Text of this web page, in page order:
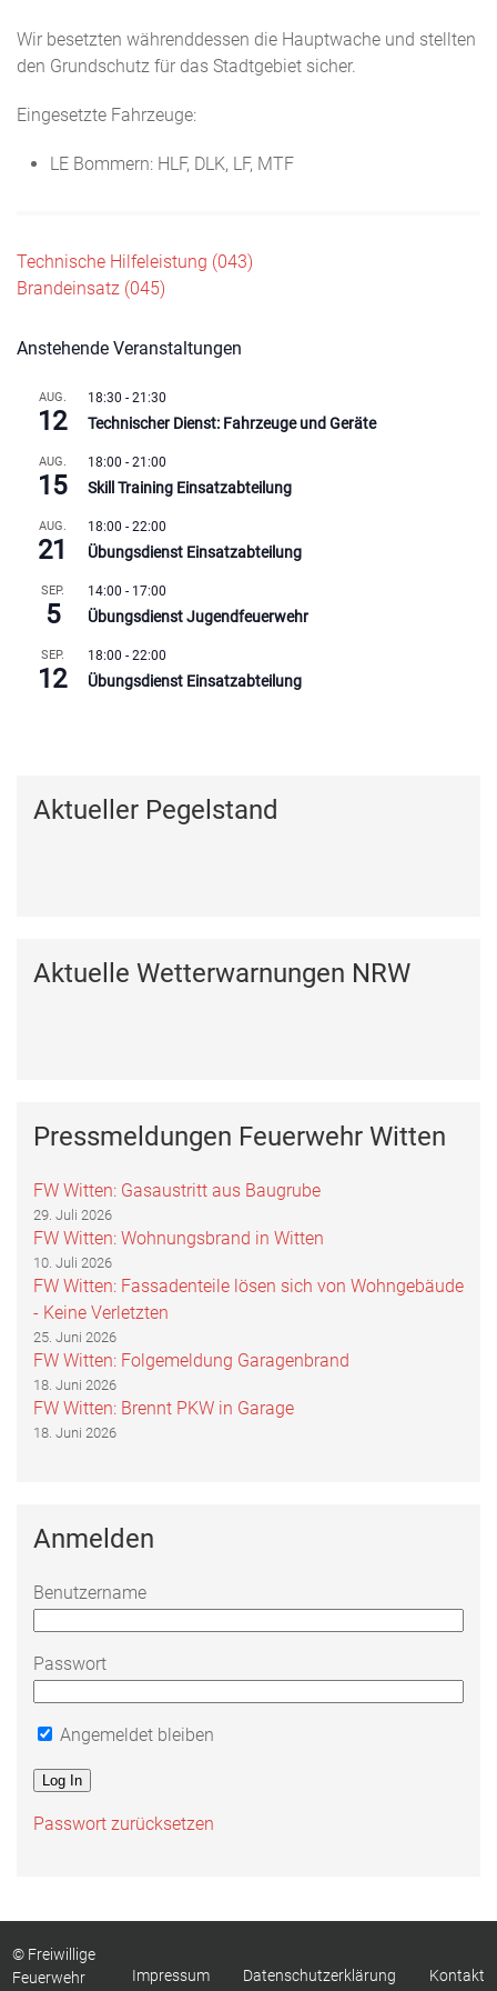
Wir besetzten währenddessen die Hauptwache und stellten
den Grundschutz für das Stadtgebiet sicher.
Eingesetzte Fahrzeuge:
LE Bommern: HLF, DLK, LF, MTF
Beitragsnavigation
Technische Hilfeleistung (043)
Brandeinsatz (045)
Anstehende Veranstaltungen
AUG.
12
18:30 - 21:30
Technischer Dienst: Fahrzeuge und Geräte
AUG.
15
18:00 - 21:00
Skill Training Einsatzabteilung
AUG.
21
18:00 - 22:00
Übungsdienst Einsatzabteilung
SEP.
5
14:00 - 17:00
Übungsdienst Jugendfeuerwehr
SEP.
12
18:00 - 22:00
Übungsdienst Einsatzabteilung
Aktueller Pegelstand
Aktuelle Wetterwarnungen NRW
Pressmeldungen Feuerwehr Witten
FW Witten: Gasaustritt aus Baugrube
29. Juli 2026
FW Witten: Wohnungsbrand in Witten
10. Juli 2026
FW Witten: Fassadenteile lösen sich von Wohngebäude
- Keine Verletzten
25. Juni 2026
FW Witten: Folgemeldung Garagenbrand
18. Juni 2026
FW Witten: Brennt PKW in Garage
18. Juni 2026
Anmelden
Benutzername
Passwort
Angemeldet bleiben
Passwort zurücksetzen
© Freiwillige
Feuerwehr
Impressum Datenschutzerklärung Kontakt